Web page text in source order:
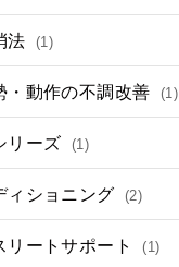
法 (1)
・動作の不調改善 (1)
リーズ (1)
ィショニング (2)
リートサポート (1)